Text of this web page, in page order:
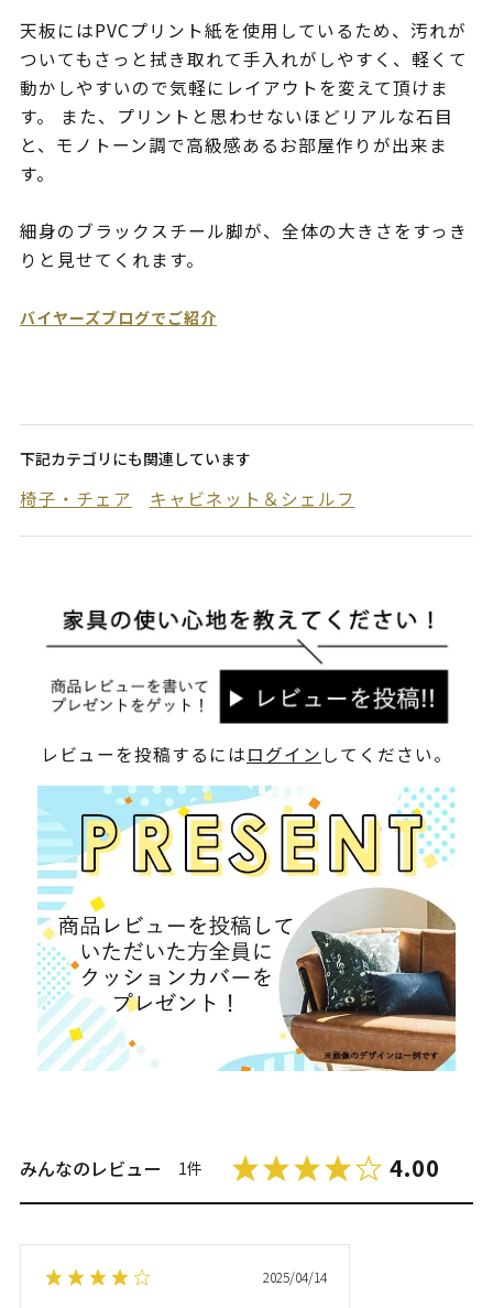
天板にはPVCプリント紙を使用しているため、汚れが
ついてもさっと拭き取れて手入れがしやすく、軽くて
動かしやすいので気軽にレイアウトを変えて頂けま
す。 また、プリントと思わせないほどリアルな石目
と、モノトーン調で高級感あるお部屋作りが出来ま
す。
細身のブラックスチール脚が、全体の大きさをすっき
りと見せてくれます。
バイヤーズブログでご紹介
下記カテゴリにも関連しています
椅子・チェア キャビネット＆シェルフ
レビューを投稿するにはログイン してください。
みんなのレビュー 1件 4.00
2025/04/14